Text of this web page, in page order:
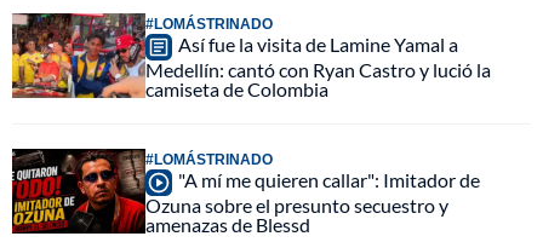
#LOMÁSTRINADO
Así fue la visita de Lamine Yamal a
Medellín: cantó con Ryan Castro y lució la
camiseta de Colombia
#LOMÁSTRINADO
"A mí me quieren callar": Imitador de
Ozuna sobre el presunto secuestro y
amenazas de Blessd